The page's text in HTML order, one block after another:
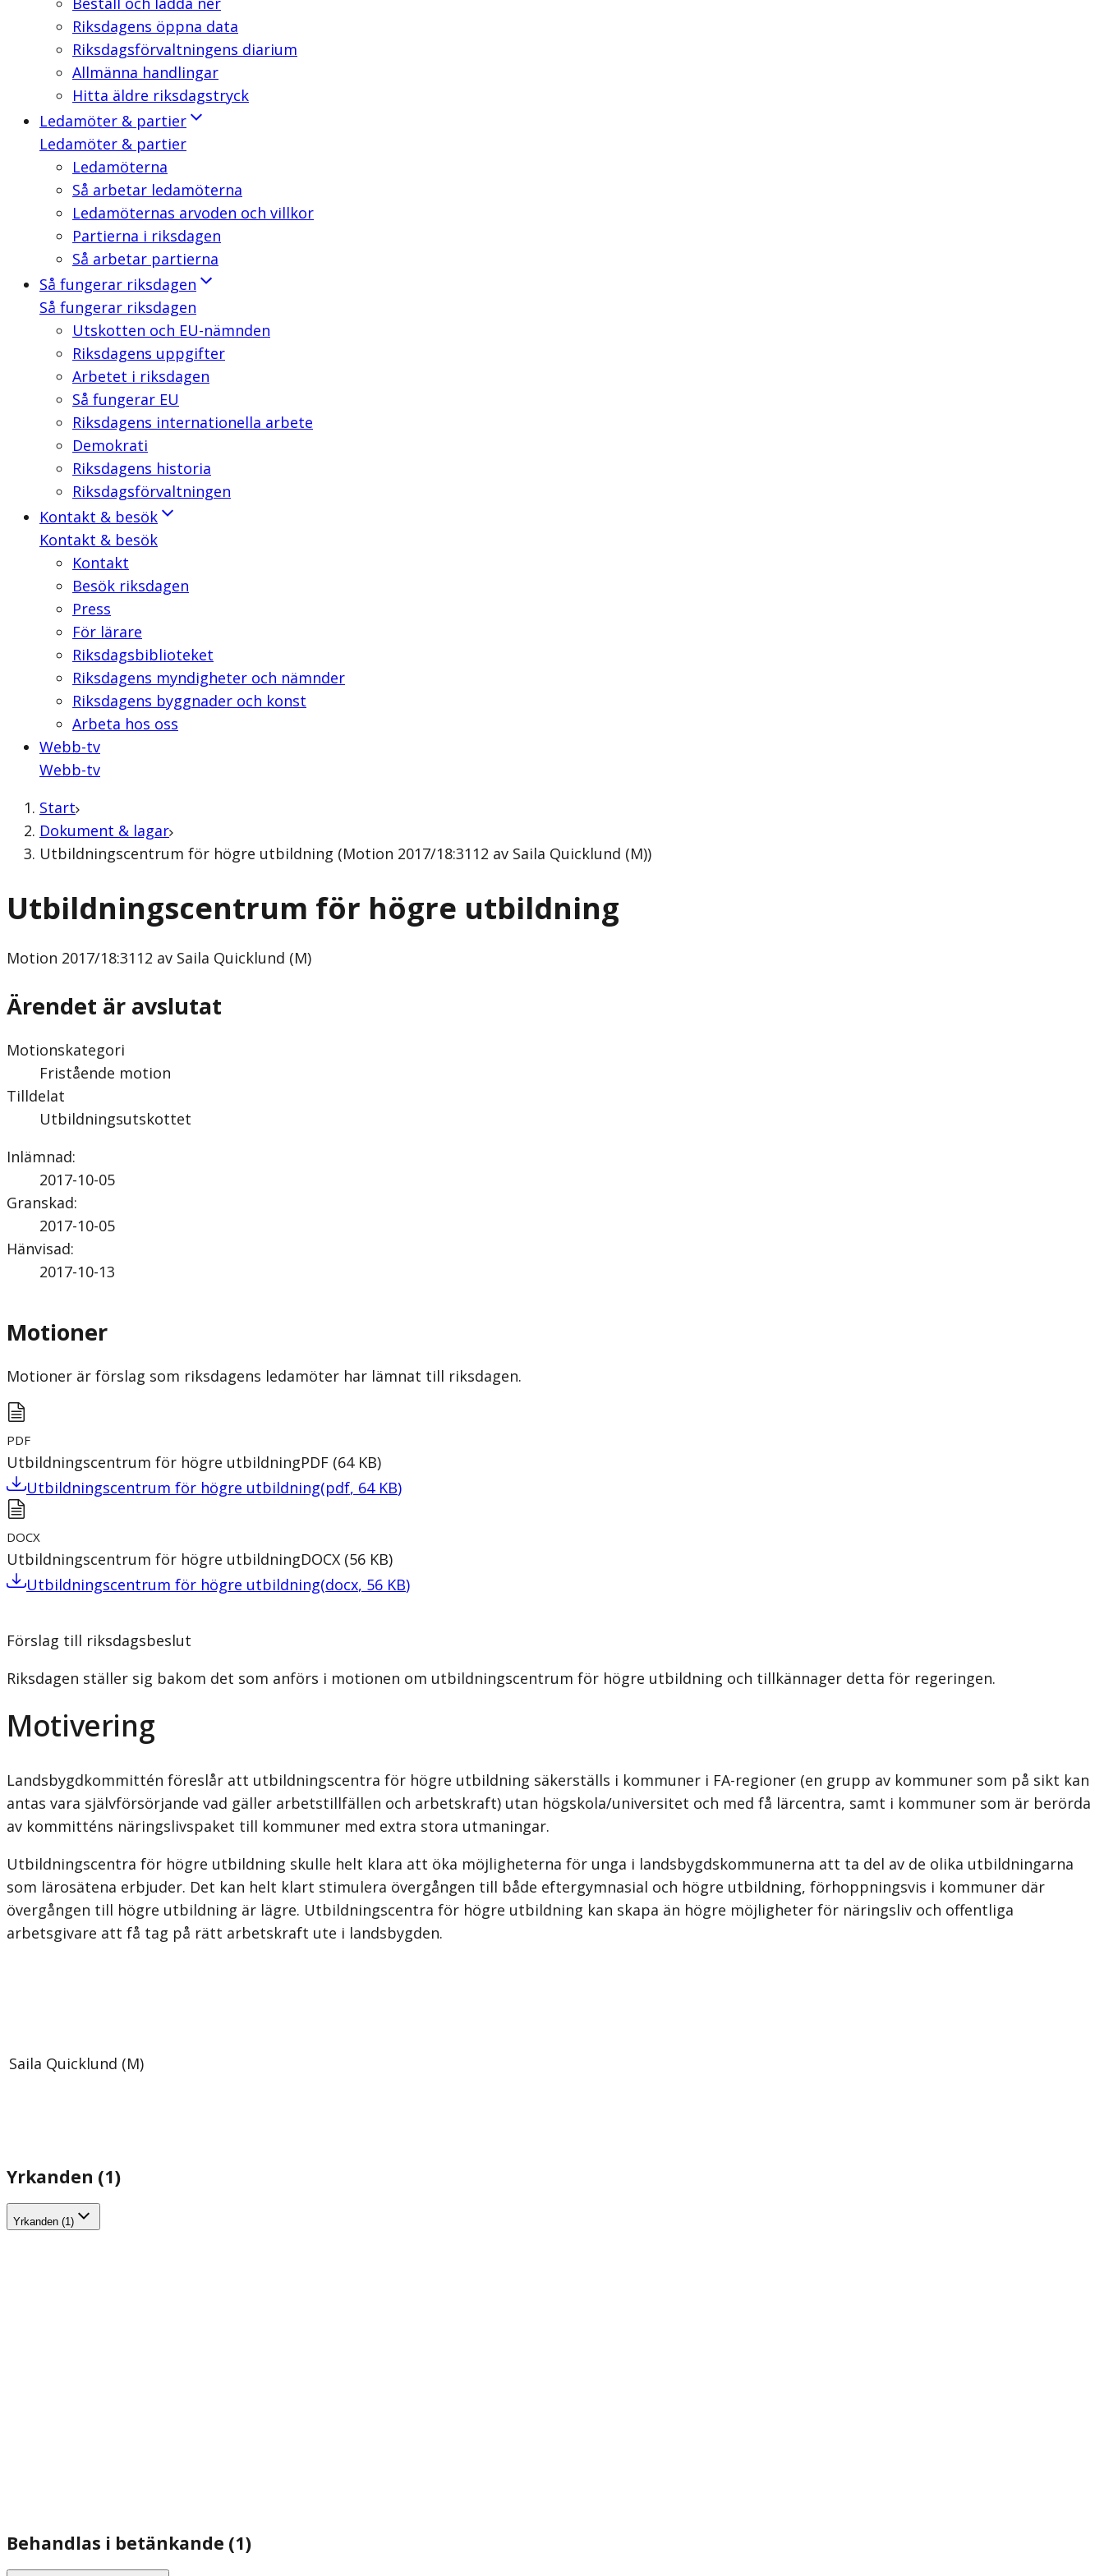
Riksdagens öppna data
Riksdagsförvaltningens diarium
Allmänna handlingar
Hitta äldre riksdagstryck
Ledamöter & partier
Ledamöter & partier
Ledamöterna
Så arbetar ledamöterna
Ledamöternas arvoden och villkor
Partierna i riksdagen
Så arbetar partierna
Så fungerar riksdagen
Så fungerar riksdagen
Utskotten och EU-nämnden
Riksdagens uppgifter
Arbetet i riksdagen
Så fungerar EU
Riksdagens internationella arbete
Demokrati
Riksdagens historia
Riksdagsförvaltningen
Kontakt & besök
Kontakt & besök
Kontakt
Besök riksdagen
Press
För lärare
Riksdagsbiblioteket
Riksdagens myndigheter och nämnder
Riksdagens byggnader och konst
Arbeta hos oss
Webb-tv
Webb-tv
Start
Dokument & lagar
Utbildningscentrum för högre utbildning (Motion 2017/18:3112 av Saila Quicklund (M))
Utbildningscentrum för högre utbildning
Motion 2017/18:3112 av Saila Quicklund (M)
Ärendet är avslutat
Motionskategori
Fristående motion
Tilldelat
Utbildningsutskottet
Inlämnad:
2017-10-05
Granskad:
2017-10-05
Hänvisad:
2017-10-13
Motioner
Motioner är förslag som riksdagens ledamöter har lämnat till riksdagen.
PDF
Utbildningscentrum för högre utbildningPDF (64 KB)
Utbildningscentrum för högre utbildning(pdf, 64 KB)
DOCX
Utbildningscentrum för högre utbildningDOCX (56 KB)
Utbildningscentrum för högre utbildning(docx, 56 KB)
Förslag till riksdagsbeslut
Riksdagen ställer sig bakom det som anförs i motionen om utbildningscentrum för högre utbildning och tillkännager detta för regeringen.
Motivering
Landsbygdkommittén föreslår att utbildningscentra för högre utbildning säkerställs i kommuner i FA-regioner (en grupp av kommuner som på sikt kan
antas vara självförsörjande vad gäller arbetstillfällen och arbetskraft) utan högskola/universitet och med få lärcentra, samt i kommuner som är berörda
av kommitténs näringslivspaket till kommuner med extra stora utmaningar.
Utbildningscentra för högre utbildning skulle helt klara att öka möjligheterna för unga i landsbygdskommunerna att ta del av de olika utbildningarna
som lärosätena erbjuder. Det kan helt klart stimulera övergången till både eftergymnasial och högre utbildning, förhoppningsvis i kommuner där
övergången till högre utbildning är lägre. Utbildningscentra för högre utbildning kan skapa än högre möjligheter för näringsliv och offentliga
arbetsgivare att få tag på rätt arbetskraft ute i landsbygden.
Saila Quicklund (M)
Yrkanden (1)
Yrkanden (1)
Behandlas i betänkande (1)